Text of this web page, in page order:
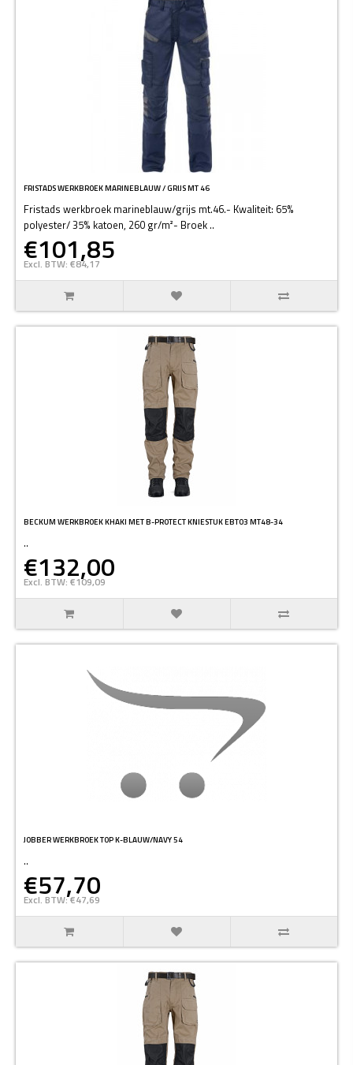
FRISTADS WERKBROEK MARINEBLAUW / GRIJS MT 46
Fristads werkbroek marineblauw/grijs mt.46.- Kwaliteit: 65%
polyester/ 35% katoen, 260 gr/m²- Broek ..
€101,85
Excl. BTW: €84,17
BECKUM WERKBROEK KHAKI MET B-PROTECT KNIESTUK EBT03 MT48-34
..
€132,00
Excl. BTW: €109,09
JOBBER WERKBROEK TOP K-BLAUW/NAVY 54
..
€57,70
Excl. BTW: €47,69